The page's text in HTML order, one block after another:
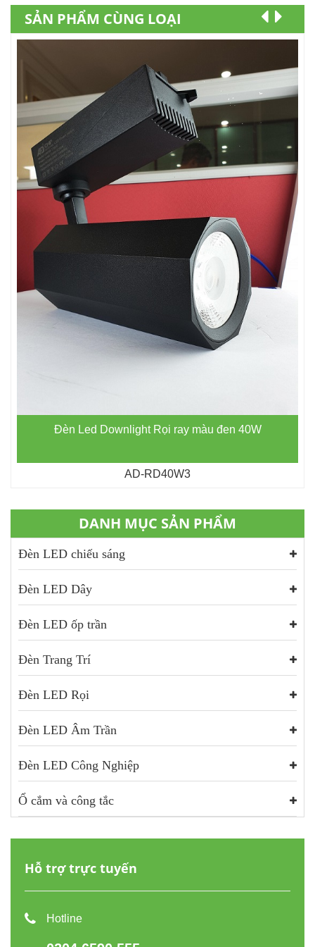
SẢN PHẨM CÙNG LOẠI
Đèn Led Downlight Rọi ray màu đen 40W
AD-RD40W3
DANH MỤC SẢN PHẨM
Đèn LED chiếu sáng
Đèn LED Dây
Đèn LED ốp trần
Đèn Trang Trí
Đèn LED Rọi
Đèn LED Âm Trần
Đèn LED Công Nghiệp
Ổ cắm và công tắc
Hỗ trợ trực tuyến
Hotline